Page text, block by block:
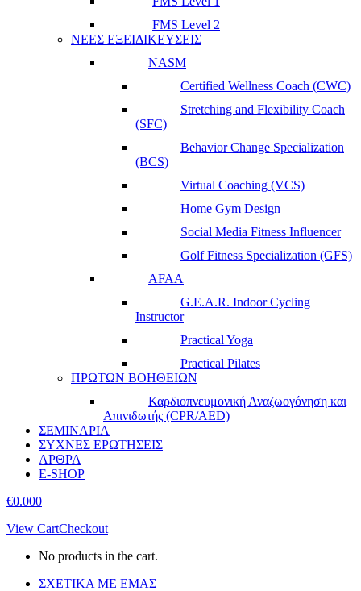
FMS Level 2
ΝΕΕΣ ΕΞΕΙΔΙΚΕΥΣΕΙΣ
NASM
Certified Wellness Coach (CWC)
Stretching and Flexibility Coach
(SFC)
Behavior Change Specialization
(BCS)
Virtual Coaching (VCS)
Home Gym Design
Social Media Fitness Influencer
Golf Fitness Specialization (GFS)
AFAA
G.E.A.R. Indoor Cycling
Instructor
Practical Yoga
Practical Pilates
ΠΡΩΤΩΝ ΒΟΗΘΕΙΩΝ
Καρδιοπνευμονική Αναζωογόνηση και
Απινιδωτής (CPR/AED)
ΣΕΜΙΝΑΡΙΑ
ΣΥΧΝΕΣ ΕΡΩΤΗΣΕΙΣ
ΑΡΘΡΑ
E-SHOP
€0.000
View CartCheckout
No products in the cart.
ΣΧΕΤΙΚΑ ΜΕ ΕΜΑΣ